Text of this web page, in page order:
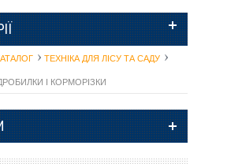
ТЕХНІКА ДЛЯ ЛІСУ ТА САДУ
І КОРМОРІЗКИ